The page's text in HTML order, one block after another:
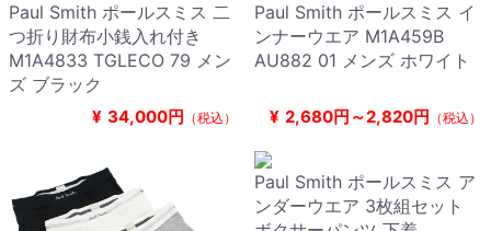
Paul Smith ポールスミス 二
つ折り財布小銭入れ付き
M1A4833 TGLECO 79 メン
ズ ブラック
¥ 34,000円 （税込）
Paul Smith ポールスミス イ
ンナーウエア M1A459B
AU882 01 メンズ ホワイト
¥ 2,680円～2,820円 （税込）
Paul Smith ポールスミス ア
ンダーウエア 3枚組セット